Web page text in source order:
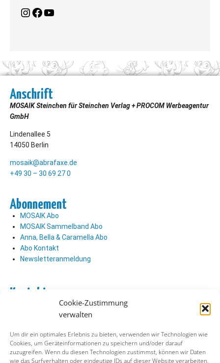
Cookie-Zustimmung
verwalten
Um dir ein optimales Erlebnis zu bieten, verwenden wir Technologien wie
Cookies, um Geräteinformationen zu speichern und/oder darauf
zuzugreifen. Wenn du diesen Technologien zustimmst, können wir Daten
wie das Surfverhalten oder eindeutige IDs auf dieser Website verarbeiten.
Anschrift
MOSAIK Steinchen für Steinchen Verlag + PROCOM Werbeagentur
GmbH
Lindenallee 5
14050 Berlin
mosaik@abrafaxe.de
+49 30 – 30 69 27 0
Abonnement
MOSAIK Abo
MOSAIK Sammelband Abo
Anna, Bella & Caramella Abo
Abo Kontakt
Newsletteranmeldung
Kontakt
Verlag Kontakt
Soziale Medien